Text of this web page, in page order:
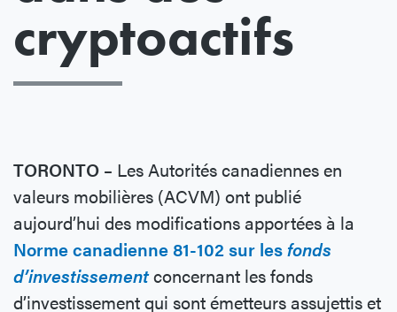
cryptoactifs
TORONTO – Les Autorités canadiennes en
valeurs mobilières (ACVM) ont publié
aujourd’hui des modifications apportées à la
Norme canadienne 81-102 sur lesfonds
d’investissementconcernant les fonds
d’investissement qui sont émetteurs assujettis et